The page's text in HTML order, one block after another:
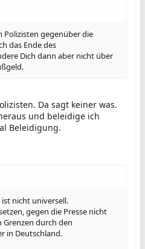
Polizisten gegenüber die
das Ende des
Dich dann aber nicht über
Da sagt keiner was.
und beleidige ich
Beleidigung.
nicht universell.
gegen die Presse nicht
durch den
in Deutschland.